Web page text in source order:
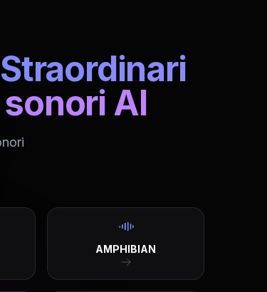
Straordinari
AI
AMPHIBIAN